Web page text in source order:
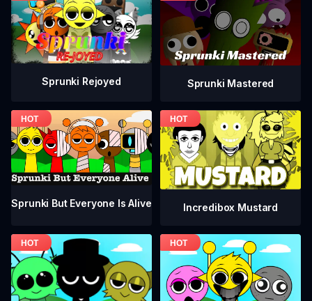
Sprunki Rejoyed Sprunki Mastered
Sprunki But Everyone Is Alive Incredibox Mustard